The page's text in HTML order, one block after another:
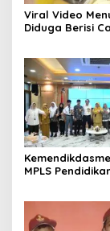
Viral Video
Diduga Berisi
MPLS